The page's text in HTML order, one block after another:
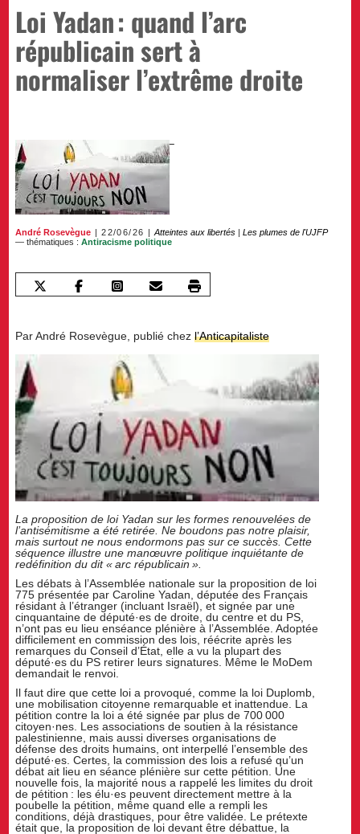
Loi Yadan : quand l’arc
républicain sert à
normaliser l’extrême droite
André Rosevègue 22/06/26 Atteintes aux libertés |Les plumes de l'UJFP
— thématiques :Antiracisme politique
Par André Rosevègue, publié chezl’Anticapitaliste
La proposition de loi Yadan sur les formes renouvelées de
l’antisémitisme a été retirée. Ne boudons pas notre plaisir,
mais surtout ne nous endormons pas sur ce succès. Cette
séquence illustre une manœuvre politique inquiétante de
redéfinition du dit « arc républicain ».
Les débats à l’Assemblée nationale sur la proposition de loi
775 présentée par Caroline Yadan, députée des Français
résidant à l’étranger (incluant Israël), et signée par une
cinquantaine de député·es de droite, du centre et du PS,
n’ont pas eu lieu enséance plénière à l’Assemblée. Adoptée
difficilement en commission des lois, réécrite après les
remarques du Conseil d’État, elle a vu la plupart des
député·es du PS retirer leurs signatures. Même le MoDem
demandait le renvoi.
Il faut dire que cette loi a provoqué, comme la loi Duplomb,
une mobilisation citoyenne remarquable et inattendue. La
pétition contre la loi a été signée par plus de 700 000
citoyen·nes. Les associations de soutien à la résistance
palestinienne, mais aussi diverses organisations de
défense des droits humains, ont interpellé l’ensemble des
député·es. Certes, la commission des lois a refusé qu’un
débat ait lieu en séance plénière sur cette pétition. Une
nouvelle fois, la majorité nous a rappelé les limites du droit
de pétition : les élu·es peuvent directement mettre à la
poubelle la pétition, même quand elle a rempli les
conditions, déjà drastiques, pour être validée. Le prétexte
était que, la proposition de loi devant être débattue, la